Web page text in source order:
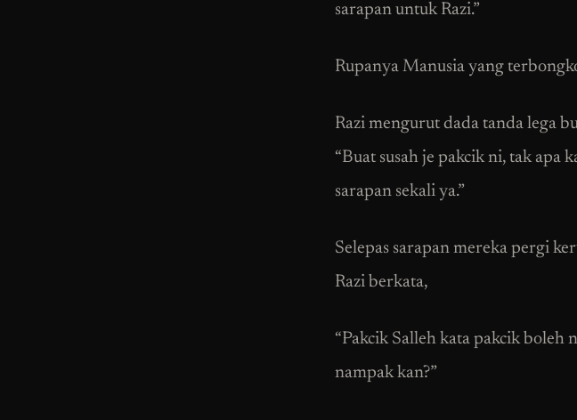
sarapan untuk Razi.”
Rupanya Manusia yang
Razi mengurut dada tanda lega
“Buat susah je pakcik ni, tak apa
sarapan sekali ya.”
Selepas sarapan mereka pergi
Razi berkata,
“Pakcik Salleh kata pakcik boleh
nampak kan?”